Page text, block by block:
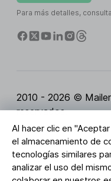
Al hacer clic en
el almacenamiento de
tecnologías similares
analizar el uso del
Para más detalles,
2010 - 2026 ©
reservados.
Condiciones del
Página de Confianza
Activos de marca